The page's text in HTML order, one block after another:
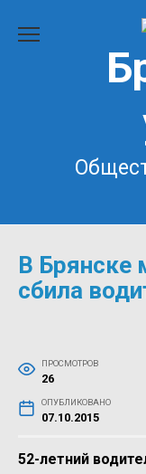
В Брянске
сбила
ПРОСМОТРОВ
26
ОПУБЛИКОВАНО
07.10.2015
52-летний